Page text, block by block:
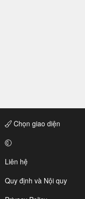
Chọn giao diện
Liên hệ
Quy định và Nội quy